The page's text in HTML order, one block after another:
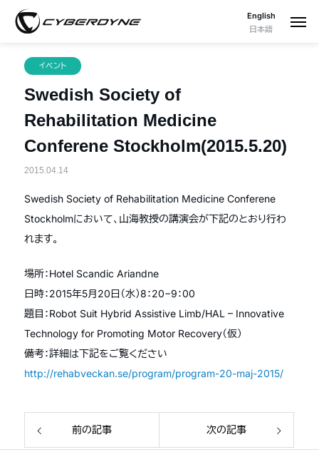
English
日本語
イベント
Swedish Society of
Rehabilitation Medicine
Conferene Stockholm(2015.5.20)
2015.04.14
Swedish Society of Rehabilitation Medicine Conferene
Stockholmにおいて、山海教授の講演会が下記のとおり行わ
れます。
場所：Hotel Scandic Ariandne
日時：2015年5月20日（水）8：20−9：00
題目：Robot Suit Hybrid Assistive Limb/HAL – Innovative
Technology for Promoting Motor Recovery（仮）
備考：詳細は下記をご覧ください
http://rehabveckan.se/program/program-20-maj-2015/
前の記事 次の記事